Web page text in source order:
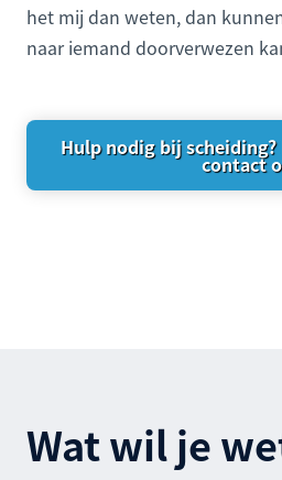
het mij dan weten, dan
naar iemand doorverwezen
Hulp nodig bij
contact
Wat wil je